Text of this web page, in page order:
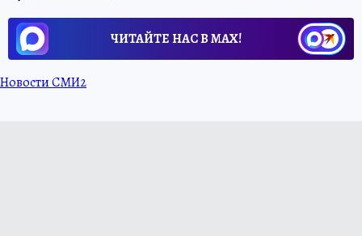
ЧИТАЙТЕ НАС В МАХ!
Новости СМИ2